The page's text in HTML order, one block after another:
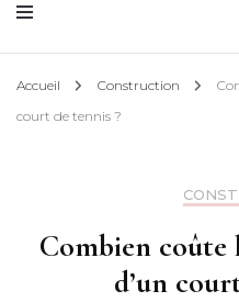
Accueil Construction
court de tennis ?
Combien coûte
d’un